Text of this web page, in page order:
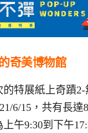
奇美博物館
特展紙上奇蹟
6/15，共有長
午9:30到下午